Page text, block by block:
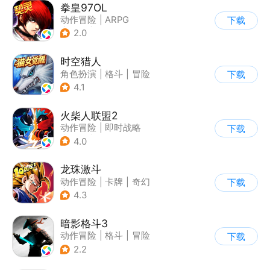
拳皇97OL
动作冒险
ARPG
| 街机
2.0
下载
时空猎人
角色扮演 格斗
冒险
| 时空猎人
4.1
下载
火柴人联盟2
动作冒险
即时战略
| 冒险
4.0
下载
龙珠激斗
动作冒险 卡牌
奇幻
| 龙珠
4.3
下载
暗影格斗3
动作冒险 格斗
冒险
| 暗夜格斗
2.2
下载